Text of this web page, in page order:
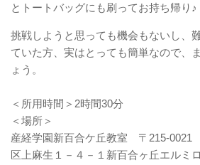
とトートバッグにも刷ってお持ち帰り♪
挑戦しようと思っても機会もないし、
ていた方、実はとっても簡単なので、
ょう。
＜所用時間＞2時間30分
＜場所＞
産経学園新百合ケ丘教室 〒215-0021
区上麻生１－４－１新百合ヶ丘エルミ